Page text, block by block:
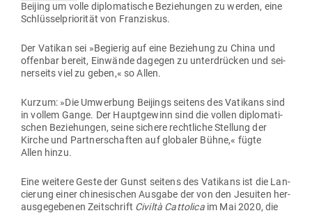
Beijing um volle diplo­ma­tische Bezie­hungen zu werden, eine
Schlüs­sel­prio­rität von Franziskus.
Der Vatikan sei »Begierig auf eine Beziehung zu China und
offenbar bereit, Ein­wände dagegen zu unter­drücken und sei­
ner­seits viel zu geben,« so Allen.
Kurzum: »Die Umwerbung Bei­jings seitens des Vatikans sind
in vollem Gange. Der Haupt­gewinn sind die vollen diplo­ma­ti­
schen Bezie­hungen, seine sichere recht­liche Stellung der
Kirche und Part­ner­schaften auf glo­baler Bühne,« fügte
Allen hinzu.
Eine weitere Geste der Gunst seitens des Vatikans ist die Lan­
cierung einer chi­ne­si­schen Ausgabe der von den Jesuiten her­
aus­ge­ge­benen Zeit­schrift Civiltà Cat­tolicaim Mai 2020, die